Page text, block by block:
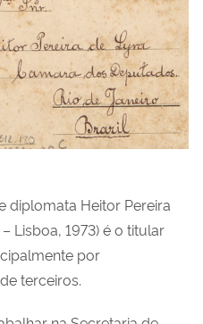
diplomata Heitor Pereira
Lisboa, 1973) é o titular
por
terceiros.